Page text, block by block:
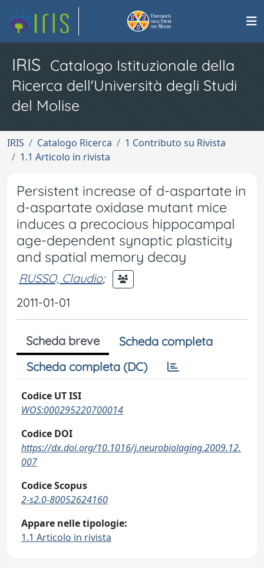
IRIS Catalogo Istituzionale della
Ricerca dell'Università degli Studi
del Molise
IRIS Catalogo Ricerca
1 Contributo su Rivista
1.1 Articolo in rivista
Persistent increase of d-aspartate in
d-aspartate oxidase mutant mice
induces a precocious hippocampal
age-dependent synaptic plasticity
and spatial memory decay
RUSSO, Claudio;
2011-01-01
Scheda breve
Scheda completa
Scheda completa (DC)
Codice UT ISI
WOS:000295220700014
Codice DOI
https://dx.doi.org/10.1016/j.neurobiolaging.2009.12.
007
Codice Scopus
2-s2.0-80052624160
Appare nelle tipologie:
1.1 Articolo in rivista